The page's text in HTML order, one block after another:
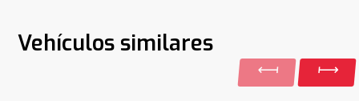
Vehículos similares